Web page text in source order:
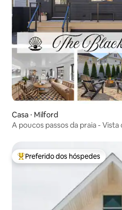
Casa ⋅ Milford
A poucos passos da praia - Vista
Entre os melhores preferidos dos
Preferido dos hóspedes